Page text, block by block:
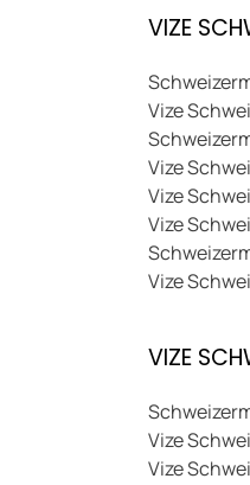
VIZE
Vize
Vize
Vize
Vize
Vize
VIZE
Vize
Vize